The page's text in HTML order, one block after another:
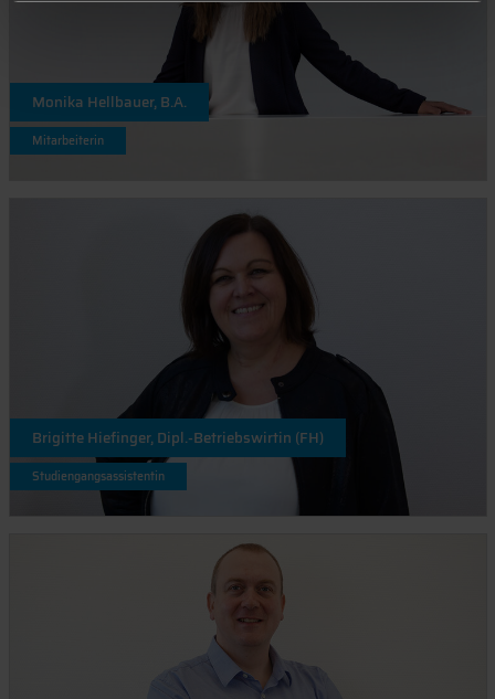
Monika Hellbauer, B.A.
Mitarbeiterin
Brigitte Hiefinger, Dipl.-Betriebswirtin (FH)
Studiengangsassistentin